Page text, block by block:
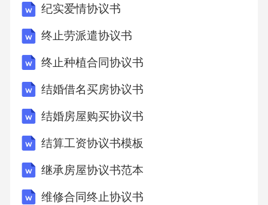
纪实爱情协议书
终止劳派遣协议书
终止种植合同协议书
结婚借名买房协议书
结婚房屋购买协议书
结算工资协议书模板
继承房屋协议书范本
维修合同终止协议书